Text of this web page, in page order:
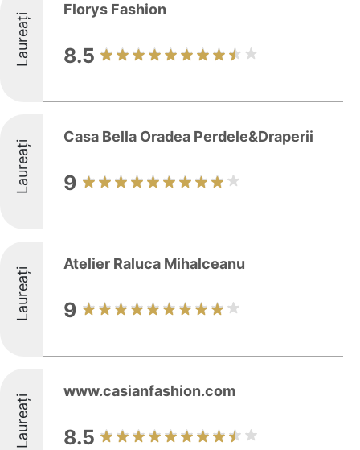
Laureați
Florys Fashion
8.5
Laureați
Casa Bella Oradea Perdele&Draperii
9
Laureați
Atelier Raluca Mihalceanu
9
Laureați
www.casianfashion.com
8.5